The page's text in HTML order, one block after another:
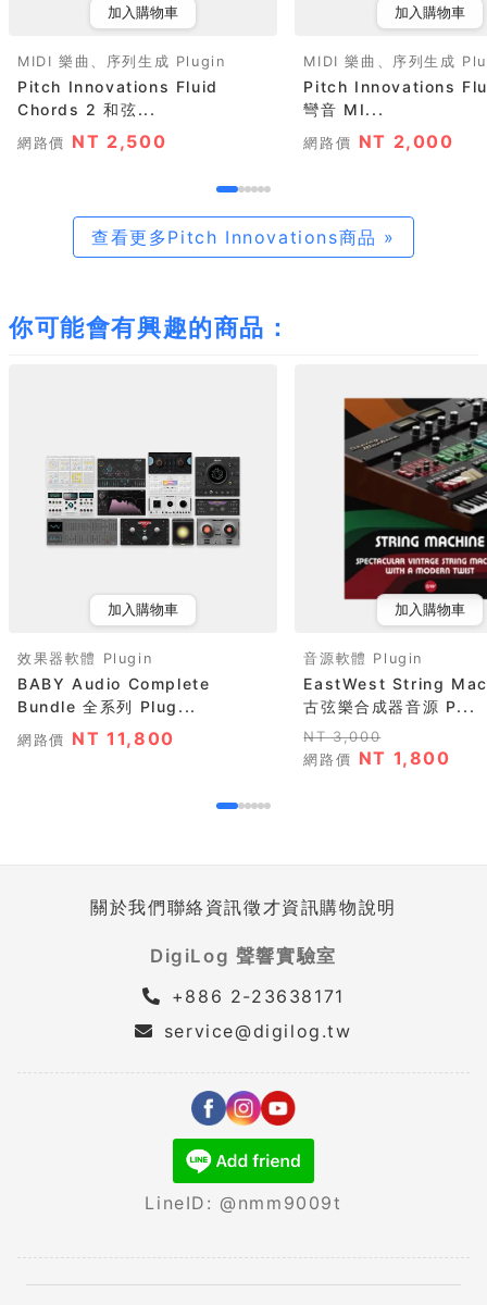
加入購物車
MIDI 樂曲、序列生成 Plugin
Pitch Innovations Fluid
Chords 2 和弦...
網路價 NT 2,500
加入購物車
MIDI 樂曲、序列生成
Pitch Innovations
彎音 MI...
網路價 NT 2,000
查看更多Pitch Innovations商品 »
你可能會有興趣的商品：
加入購物車
效果器軟體 Plugin
BABY Audio Complete
Bundle 全系列 Plug...
網路價 NT 11,800
加入購物車
音源軟體 Plugin
EastWest String
古弦樂合成器音源 P...
NT 3,000
網路價 NT 1,800
關於我們聯絡資訊徵才資訊購物說明
DigiLog 聲響實驗室
+886 2-23638171
service@digilog.tw
LineID: @nmm9009t